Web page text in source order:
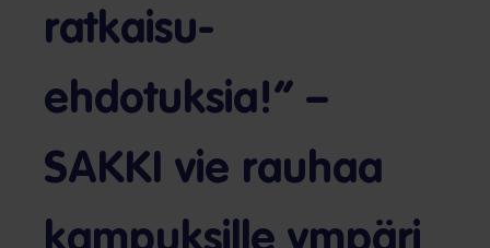
ratkaisu­
ehdotuksia!” –
SAKKI vie rauhaa